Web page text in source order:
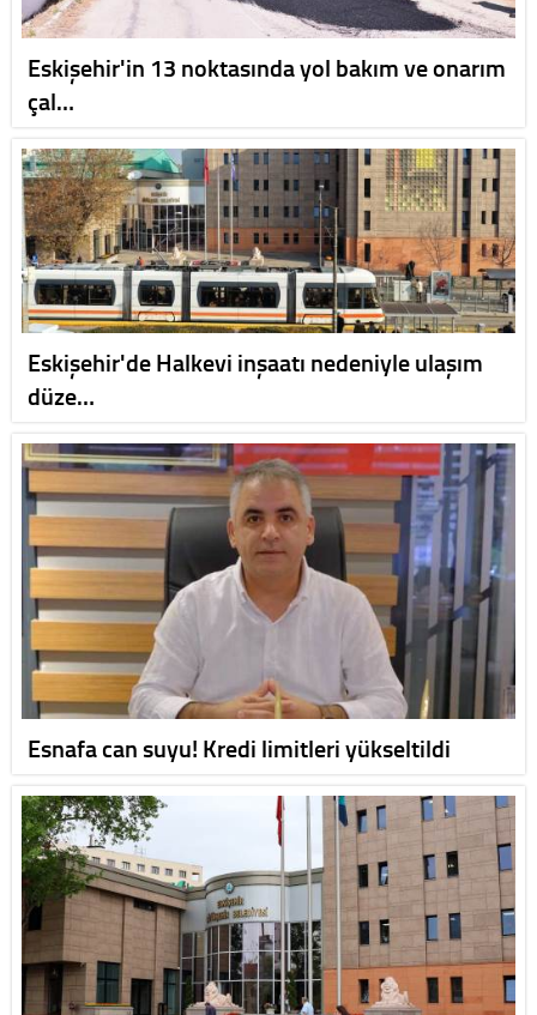
Eskişehir'in 13 noktasında yol bakım ve onarım
çal…
Eskişehir'de Halkevi inşaatı nedeniyle ulaşım
düze…
Esnafa can suyu! Kredi limitleri yükseltildi